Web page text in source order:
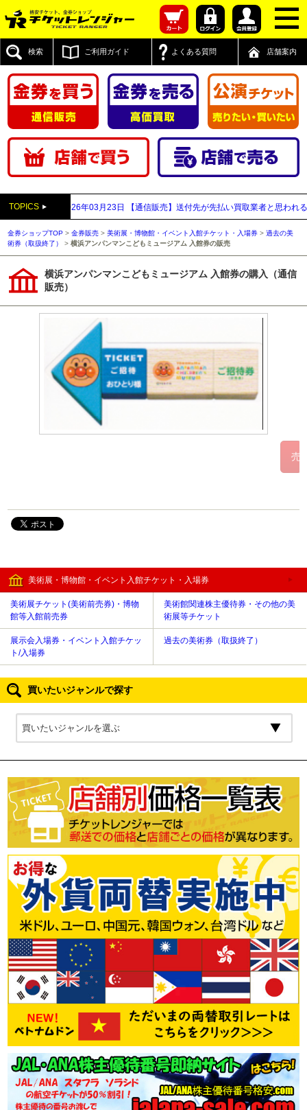
検索 ご利用ガイド よくある質問 店舗案内
TOPICS
ついて 2026年03月23日 【通信販売】送付先が先払い買取業者と思われるご注
金券ショップTOP >金券販売 >美術展・博物館・イベント入館チケット・入場券 >過去の美
術券（取扱終了）
>横浜アンパンマンこどもミュージアム 入館券の販売
横浜アンパンマンこどもミュージアム 入館券の購入（通信
販売）
美術展・博物館・イベント入館チケット・入場券
美術展チケット(美術前売券)・博物
館等入館前売券
美術館関連株主優待券・その他の美
術展等チケット
展示会入場券・イベント入館チケッ
ト/入場券
過去の美術券（取扱終了）
買いたいジャンルで探す